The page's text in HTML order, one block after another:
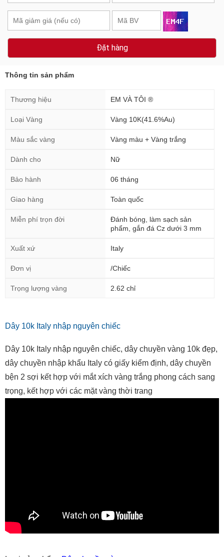
Đặt hàng
Thông tin sản phẩm
Thương hiệu EM VÀ TÔI ®
Loại Vàng Vàng 10K(41.6%Au)
Màu sắc vàng Vàng màu + Vàng trắng
Dành cho Nữ
Bảo hành 06 tháng
Giao hàng Toàn quốc
Miễn phí trọn đời
Đánh bóng, làm sạch sản
phẩm, gắn đá Cz dưới 3 mm
Xuất xứ Italy
Đơn vị /Chiếc
Trọng lượng vàng 2.62 chỉ
Dây 10k Italy nhập nguyên chiếc
Dây 10k Italy nhập nguyên chiếc, dây chuyền vàng 10k đẹp,
dây chuyền nhập khẩu Italy có giấy kiểm định, dây chuyền
bện 2 sợi kết hợp với mắt xích vàng trắng phong cách sang
trọng, kết hợp với các mặt vàng thời trang